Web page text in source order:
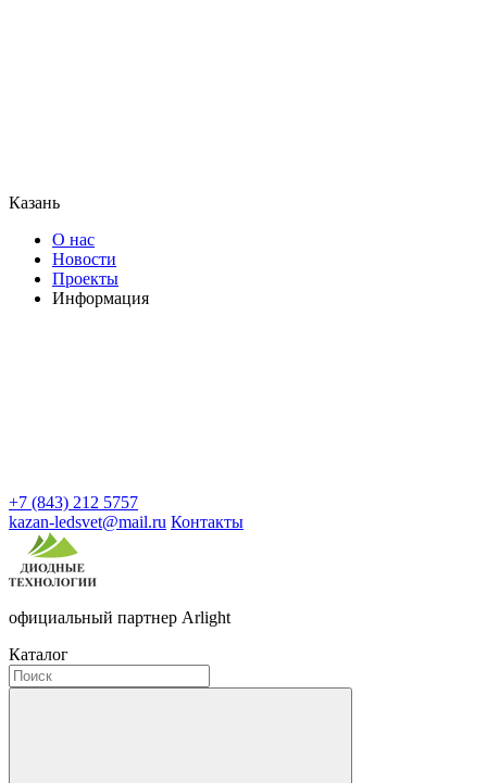
Казань
О нас
Новости
Проекты
Информация
+7 (843) 212 5757
kazan-ledsvet@mail.ru Контакты
официальный партнер Arlight
Каталог